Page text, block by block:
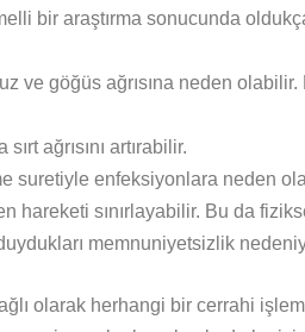
bir araştırma sonucunda
ve göğüs ağrısına neden
ağrısını artırabilir.
suretiyle enfeksiyonlara neden
hareketi sınırlayabilir. Bu da
memnuniyetsizlik
olarak herhangi bir cerrahi